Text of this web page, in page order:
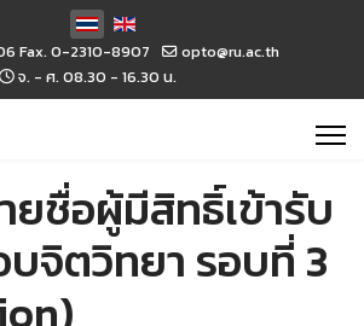
เลือกภาษาของคุณ
Fax. 0-2310-8907
opto@ru.ac.th
จ. - ศ. 08.30 - 16.30 น.
ยชื่อผู้มีสิทธิ์เข้ารับ
จิตวิทยา รอบที่ 3